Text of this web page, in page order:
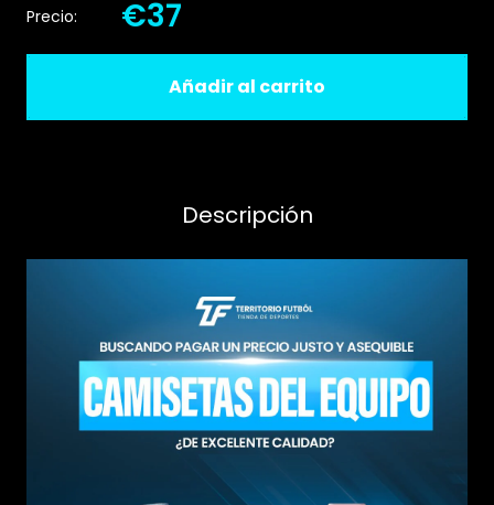
Precio: €37
Añadir al carrito
Descripción